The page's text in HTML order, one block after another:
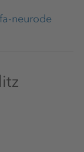
neurode